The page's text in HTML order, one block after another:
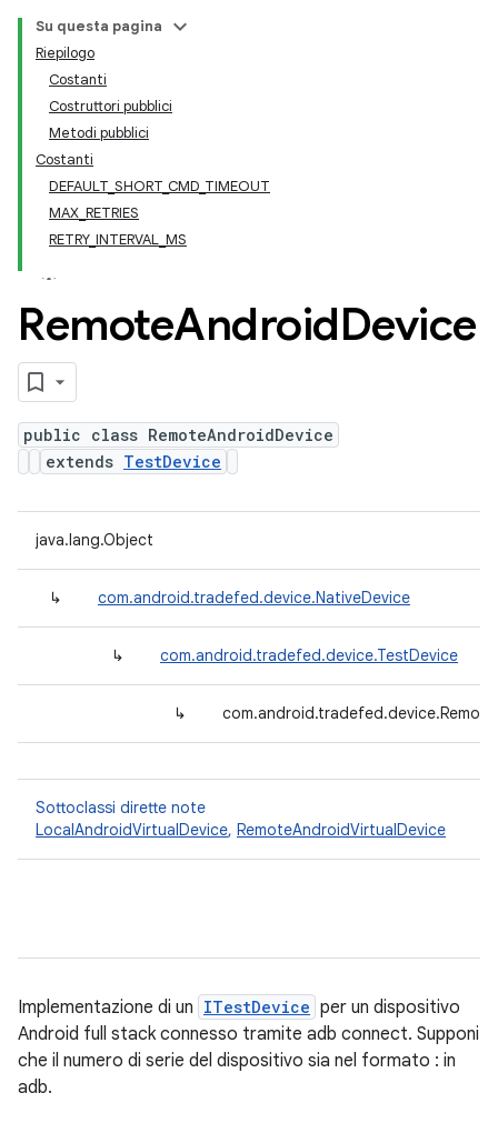
Su questa pagina
Riepilogo
Costanti
Costruttori pubblici
Metodi pubblici
Costanti
DEFAULT_SHORT_CMD_TIMEOUT
MAX_RETRIES
RETRY_INTERVAL_MS
RemoteAndroidDevice
public class RemoteAndroidDevice
extends TestDevice
java.lang.Object
↳ com.android.tradefed.device.NativeDevice
↳ com.android.tradefed.device.TestDevice
↳
Sottoclassi dirette note
LocalAndroidVirtualDevice, RemoteAndroidVirtualDevice
Implementazione di un ITestDevice per un dispositivo
Android full stack connesso tramite adb connect. Supponi
che il numero di serie del dispositivo sia nel formato : in
adb.